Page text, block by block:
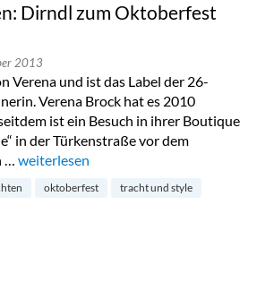
Dirndl zum Oktoberfest
2013
Verena und ist das Label der 26-
Verena Brock hat es 2010
ist ein Besuch in ihrer Boutique
in der Türkenstraße vor dem
… „Ena Trachten: Dirndl zum Oktoberfest
weiterlesen
oktoberfest
tracht und style